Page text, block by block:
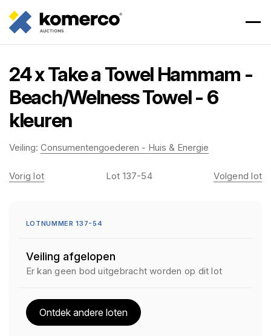
24 x Take a Towel Hammam -
Beach/Welness Towel - 6
kleuren
Veiling: Consumentengoederen - Huis & Energie
Vorig lot Lot 137-54 Volgend lot
LOTNUMMER 137-54
Veiling afgelopen
Er kan geen bod uitgebracht worden op dit lot
Ontdek andere loten